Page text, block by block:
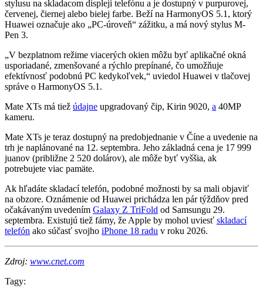
stylusu na skladacom displeji telefónu a je dostupný v purpurovej,
červenej, čiernej alebo bielej farbe. Beží na HarmonyOS 5.1, ktorý
Huawei označuje ako „PC-úroveň“ zážitku, a má nový stylus M-
Pen 3.
„V bezplatnom režime viacerých okien môžu byť aplikačné okná
usporiadané, zmenšované a rýchlo prepínané, čo umožňuje
efektívnosť podobnú PC kedykoľvek,“ uviedol Huawei v tlačovej
správe o HarmonyOS 5.1.
Mate XTs má tiež údajne upgradovaný čip, Kirin 9020, a 40MP
kameru.
Mate XTs je teraz dostupný na predobjednanie v Číne a uvedenie na
trh je naplánované na 12. septembra. Jeho základná cena je 17 999
juanov (približne 2 520 dolárov), ale môže byť vyššia, ak
potrebujete viac pamäte.
Ak hľadáte skladací telefón, podobné možnosti by sa mali objaviť
na obzore. Oznámenie od Huawei prichádza len pár týždňov pred
očakávaným uvedením Galaxy Z TriFold od Samsungu 29.
septembra. Existujú tiež fámy, že Apple by mohol uviesť skladací
telefón ako súčasť svojho iPhone 18 radu v roku 2026.
Zdroj: www.cnet.com
Tagy: